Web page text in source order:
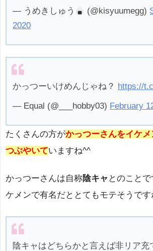
— うめきしゅう (@kisyuumegg)
2020
かっつーいけめんじゃね？ https://
— Equal (@___hobby03) February
たくさんの方がかっつーさんをイケ
つぶやいていますね^^
かっつーさんは自称陰キャ とのこと
ケメンで有名だととてもモテそうです
陰キャはどちらかと言えば非リア充